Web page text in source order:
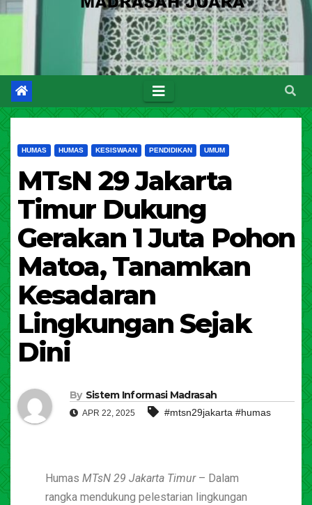
HUMAS HUMAS KESISWAAN PENDIDIKAN UMUM
MTsN 29 Jakarta
Timur Dukung
Gerakan 1 Juta Pohon
Matoa, Tanamkan
Kesadaran
Lingkungan Sejak
Dini
By Sistem Informasi Madrasah
APR 22, 2025 #mtsn29jakarta #humas
Humas MTsN 29 Jakarta Timur– Dalam
rangka mendukung pelestarian lingkungan